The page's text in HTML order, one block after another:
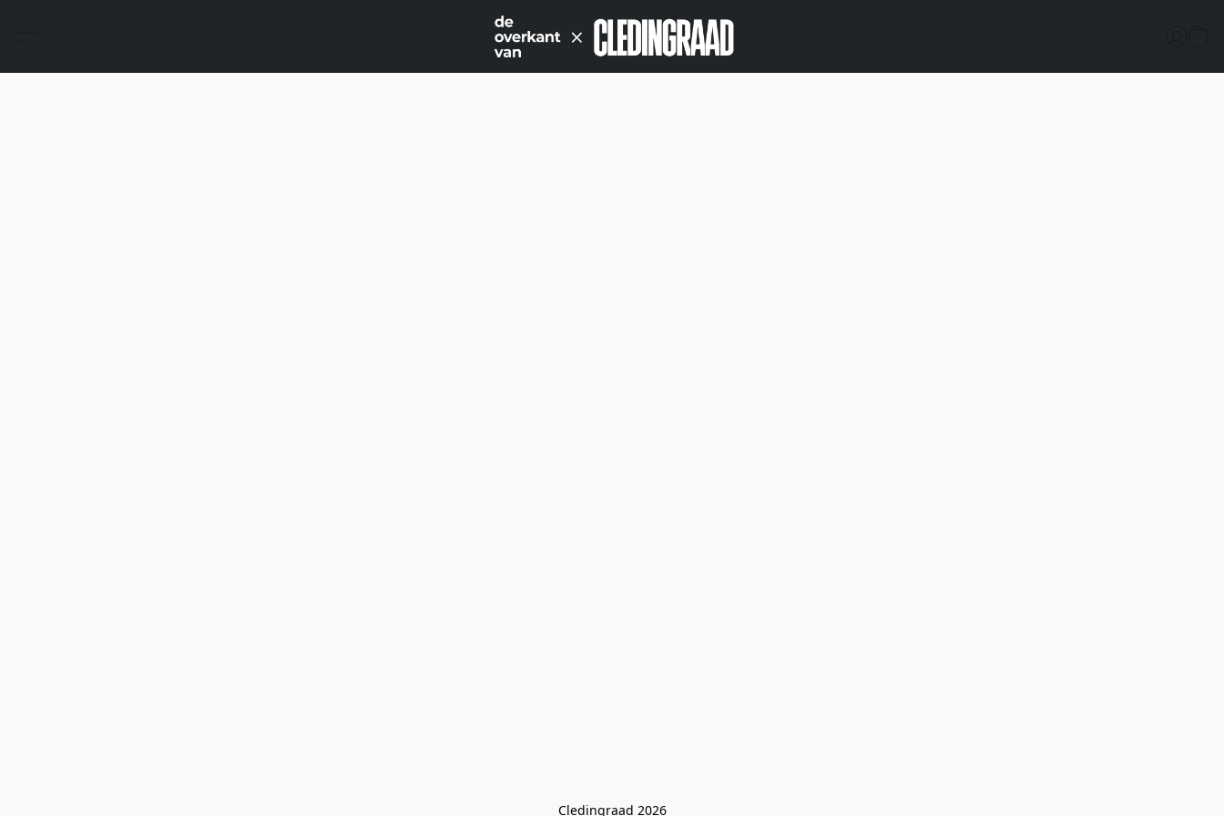
Cledingraad 2026